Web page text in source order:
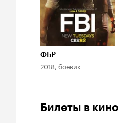
ФБР
2018, боевик
Билеты в кино